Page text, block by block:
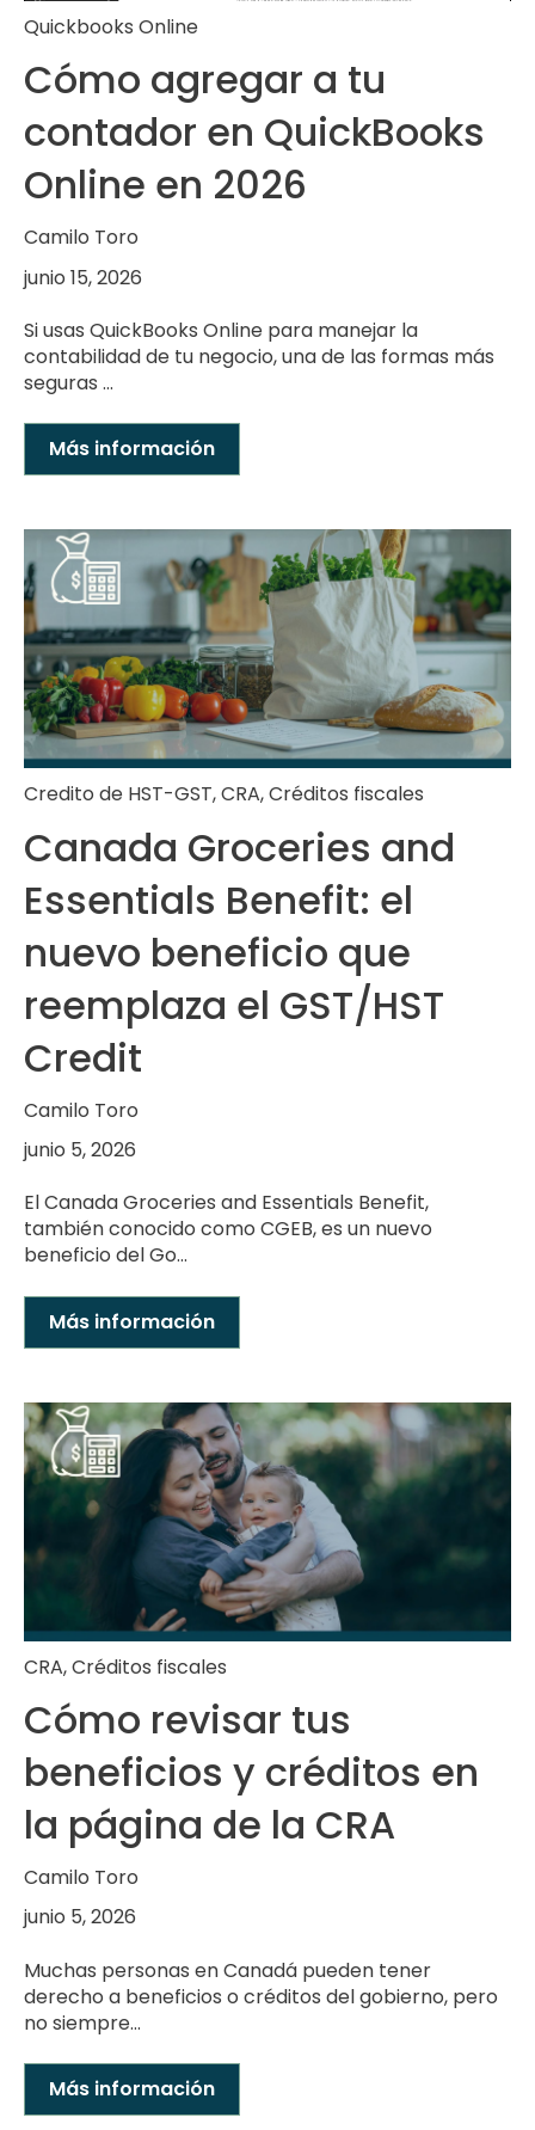
Quickbooks Online
Cómo agregar a tu
contador en QuickBooks
Online en 2026
Camilo Toro
junio 15, 2026
Si usas QuickBooks Online para manejar la
contabilidad de tu negocio, una de las formas más
seguras ...
Más información
Credito de HST-GST,CRA,Créditos fiscales
Canada Groceries and
Essentials Benefit: el
nuevo beneficio que
reemplaza el GST/HST
Credit
Camilo Toro
junio 5, 2026
El Canada Groceries and Essentials Benefit,
también conocido como CGEB, es un nuevo
beneficio del Go...
Más información
CRA,Créditos fiscales
Cómo revisar tus
beneficios y créditos en
la página de la CRA
Camilo Toro
junio 5, 2026
Muchas personas en Canadá pueden tener
derecho a beneficios o créditos del gobierno, pero
no siempre...
Más información